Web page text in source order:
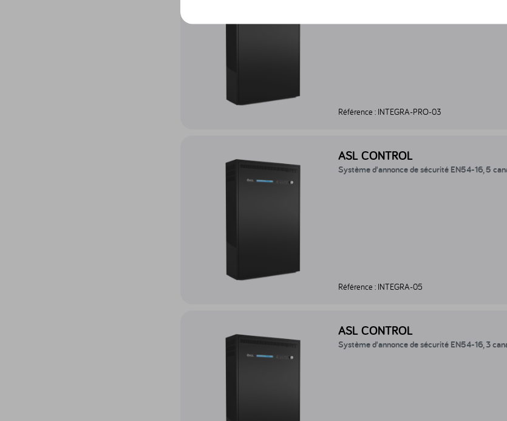
Référence : INTEGRA-PRO-03
ASL CONTROL
Système d'annonce de sécurité EN54-16, 5
Référence : INTEGRA-05
ASL CONTROL
Système d'annonce de sécurité EN54-16, 3